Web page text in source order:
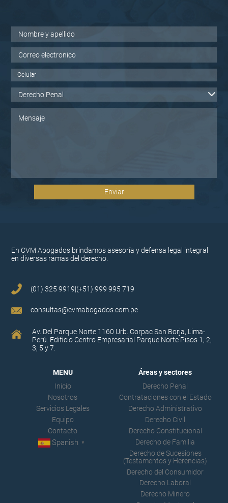
En CVM Abogados brindamos asesoría y defensa legal integral
en diversas ramas del derecho.
(01) 325 9919|(+51) 999 995 719
consultas@cvmabogados.com.pe
Av. Del Parque Norte 1160 Urb. Corpac San Borja, Lima-
Perú. Edificio Centro Empresarial Parque Norte Pisos 1; 2;
3; 5 y 7.
MENU
Inicio
Nosotros
Servicios Legales
Equipo
Contacto
Spanish ▼
Áreas y sectores
Derecho Penal
Contrataciones con el Estado
Derecho Administrativo
Derecho Civil
Derecho Constitucional
Derecho de Familia
Derecho de Sucesiones
(Testamentos y Herencias)
Derecho del Consumidor
Derecho Laboral
Derecho Minero